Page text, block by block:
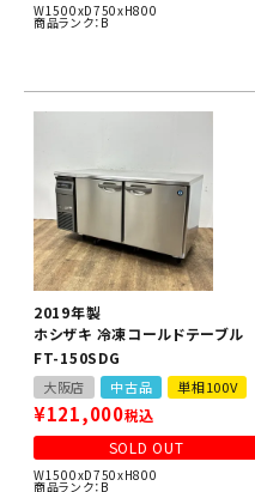
W1500xD750xH800
商品ランク：B
2019年製
ホシザキ 冷凍コールドテーブル
FT-150SDG
大阪店 中古品 単相100V
¥121,000税込
SOLD OUT
W1500xD750xH800
商品ランク：B